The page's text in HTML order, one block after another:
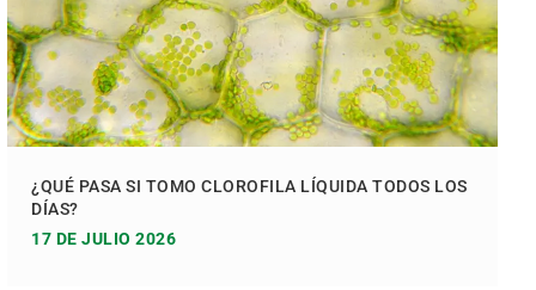
¿QUÉ PASA SI TOMO CLOROFILA LÍQUIDA TODOS LOS
DÍAS?
17 DE JULIO 2026